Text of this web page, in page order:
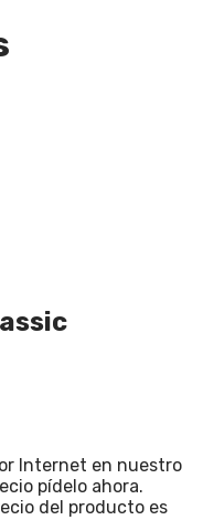
Internet en nuestro
pídelo ahora.
del producto es